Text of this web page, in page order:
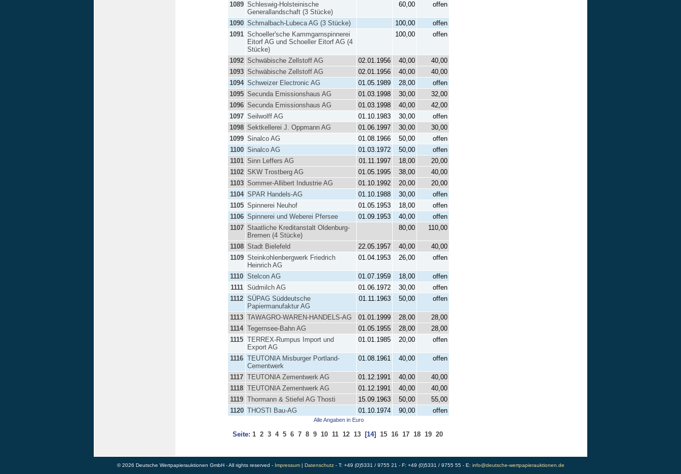
1089 Schleswig-Holsteinische
Generallandschaft (3 Stücke)
60,00 offen
1090 Schmalbach-Lubeca AG (3 Stücke) 100,00
offen
1091 Schoeller'sche Kammgarnspinnerei
Eitorf AG und Schoeller Eitorf AG (4
Stücke)
100,00 offen
1092 Schwäbische Zellstoff AG 02.01.1956 40,00
40,00
1093 Schwäbische Zellstoff AG 02.01.1956 40,00
40,00
1094 Schweizer Electronic AG 01.05.1989 28,00
offen
1095 Secunda Emissionshaus AG 01.03.1998 30,00
32,00
1096 Secunda Emissionshaus AG 01.03.1998 40,00
42,00
1097 Seilwolff AG 01.10.1983 30,00
offen
1098 Sektkellerei J. Oppmann AG 01.06.1997 30,00
30,00
1099 Sinalco AG 01.08.1966 50,00
offen
1100 Sinalco AG 01.03.1972 50,00
offen
1101 Sinn Leffers AG 01.11.1997 18,00
20,00
1102 SKW Trostberg AG 01.05.1995 38,00
40,00
1103 Sommer-Allibert Industrie AG 01.10.1992 20,00
20,00
1104 SPAR Handels-AG 01.10.1988 30,00
offen
1105 Spinnerei Neuhof 01.05.1953 18,00
offen
1106 Spinnerei und Weberei Pfersee 01.09.1953 40,00
offen
1107 Staatliche Kreditanstalt Oldenburg-
Bremen (4 Stücke)
80,00 110,00
1108 Stadt Bielefeld 22.05.1957 40,00
40,00
1109 Steinkohlenbergwerk Friedrich
Heinrich AG
01.04.1953 26,00 offen
1110 Stelcon AG 01.07.1959 18,00
offen
1111 Südmilch AG 01.06.1972 30,00
offen
1112 SÜPAG Süddeutsche
Papiermanufaktur AG
01.11.1963 50,00 offen
1113 TAWAGRO-WAREN-HANDELS-AG 01.01.1999 28,00
28,00
1114 Tegernsee-Bahn AG 01.05.1955 28,00
28,00
1115 TERREX-Rumpus Import und
Export AG
01.01.1985 20,00 offen
1116 TEUTONIA Misburger Portland-
Cementwerk
01.08.1961 40,00 offen
1117 TEUTONIA Zementwerk AG 01.12.1991 40,00
40,00
1118 TEUTONIA Zementwerk AG 01.12.1991 40,00
40,00
1119 Thormann & Stiefel AG Thosti 15.09.1963 50,00
55,00
1120 THOSTI Bau-AG 01.10.1974 90,00 offen
Alle Angaben in Euro
Seite: 1 2 3 4 5 6 7 8 9 10 11 12 13 [14] 15 16 17 18 19 20
© 2026 Deutsche Wertpapierauktionen GmbH - All rights reserved - Impressum| Datenschutz- T: +49 (0)5331 / 9755 21 - F: +49 (0)5331 / 9755 55 - E: info@deutsche-wertpapierauktionen.de